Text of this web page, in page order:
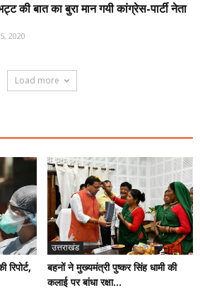
की बात का बुरा मान गयी कांग्रेस-पार्टी नेता
2020
Load more
उत्तराखंड
बहनों ने मुख्यमंत्री पुष्कर सिंह धामी की
कलाई पर बांधा रक्षा...